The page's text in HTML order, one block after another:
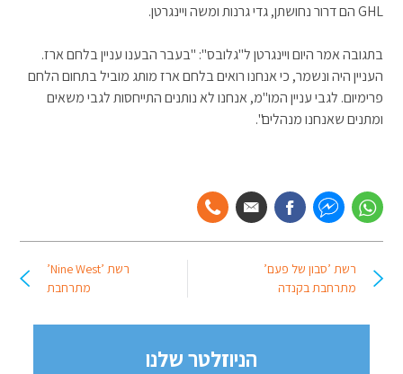
GHL הם דרור נחושתן, גדי גרנות ומשה ויינגרטן.
בתגובה אמר היום ויינגרטן ל"גלובס": "בעבר הבענו עניין בלחם ארז.
העניין היה ונשמר, כי אנחנו רואים בלחם ארז מותג מוביל בתחום הלחם
פרימיום. לגבי עניין המו"מ, אנחנו לא נותנים התייחסות לגבי משאים
ומתנים שאנחנו מנהלים".
רשת ’סבון של פעם’
מתרחבת בקנדה
רשת ’Nine West’
מתרחבת
הניוזלטר שלנו